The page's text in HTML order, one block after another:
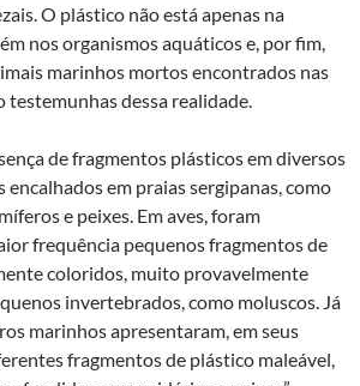
O plástico não está apenas na
nos organismos aquáticos e, por fim,
marinhos mortos encontrados nas
testemunhas dessa realidade.
de fragmentos plásticos em diversos
em praias sergipanas, como
e peixes. Em aves, foram
frequência pequenos fragmentos de
coloridos, muito provavelmente
invertebrados, como moluscos. Já
marinhos apresentaram, em seus
fragmentos de plástico maleável,